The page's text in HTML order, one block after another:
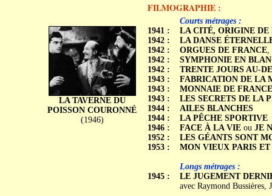
FILMOGRAPHIE :
LA TAVERNE DU
POISSON COURONNÉ
(1946)
1941 :
1942 :
1942 :
1942 :
1942 :
1943 :
1943 :
1943 :
1944 :
1944 :
1946 :
1952 :
1953 :
1945 :
Courts métrages :
LA CITÉ, ORIGINE DE
LA DANSE
ORGUES DE FRANCE,
SYMPHONIE EN
TRENTE JOURS AU-
FABRICATION DE LA
MONNAIE DE FRANCE
LES SECRETS DE LA
AILES BLANCHES
LA PÊCHE SPORTIVE
FACE À LA VIEou JE
LES GÉANTS SONT
MON VIEUX PARIS ET
Longs métrages :
LE JUGEMENT
avec Raymond